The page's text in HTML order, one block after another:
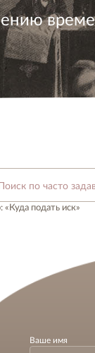
подать иск»
Ваше имя